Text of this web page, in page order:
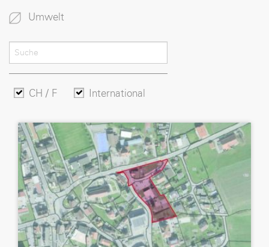
Umwelt
CH / F International